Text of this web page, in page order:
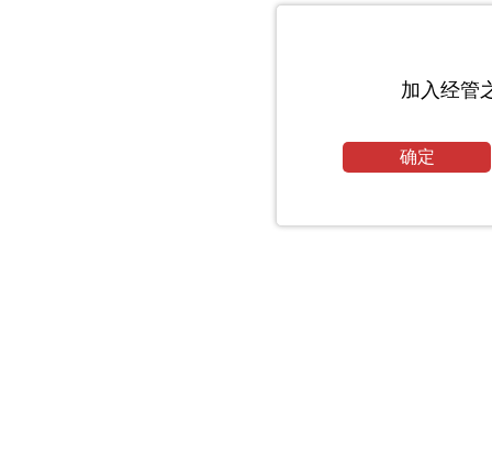
加入经管
确定